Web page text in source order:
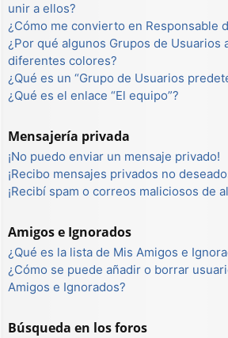
unir a ellos?
¿Cómo me convierto en Responsable
¿Por qué algunos Grupos de Usuarios
diferentes colores?
¿Qué es un “Grupo de Usuarios
¿Qué es el enlace “El equipo”?
Mensajería privada
¡No puedo enviar un mensaje privado!
¡Recibo mensajes privados no
¡Recibí spam o correos maliciosos de
Amigos e Ignorados
¿Qué es la lista de Mis Amigos e
¿Cómo se puede añadir o borrar
Amigos e Ignorados?
Búsqueda en los foros